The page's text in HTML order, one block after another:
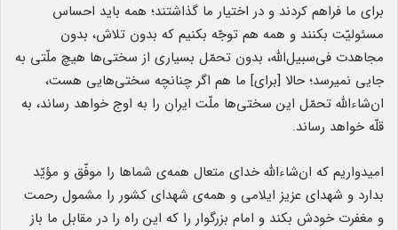
برای ما فراهم کردند و در اختیار ما گذاشتند؛ همه باید احساس
مسئولیّت بکنند و همه هم توجّه بکنیم که بدون تلاش، بدون
مجاهدت فی‌سبیل‌الله، بدون تحمّل بسیاری از سختی‌ها هیچ ملّتی به
جایی نمیرسد؛ حالا [برای] ما هم اگر چنانچه سختی‌هایی هست،
ان‌شاءالله تحمّل این سختی‌ها ملّت ایران را به اوج خواهد رساند، به
قلّه خواهد رساند.
امیدواریم که ان‌شاءالله خدای متعال همه‌ی شماها را موفّق و مؤیّد
بدارد و شهدای عزیز ایلامی و همه‌ی شهدای کشور را مشمول رحمت
و مغفرت خودش بکند و امام بزرگوار را که این راه را در مقابل ما باز